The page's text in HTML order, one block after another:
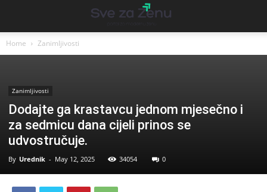
Home Zanimljivosti
Zanimljivosti
Dodajte ga krastavcu jednom mjesečno i
za sedmicu dana cijeli prinos se
udvostručuje.
By Urednik - May 12, 2025 34054 0